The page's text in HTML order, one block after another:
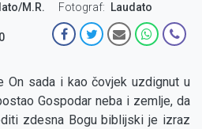
M.R. Fotograf Laudato
On sada i kao čovjek uzdignut u
Gospodar neba i zemlje, da
zdesna Bogu biblijski je izraz